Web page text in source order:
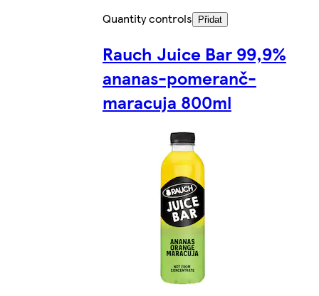
Quantity controls
Přidat
Rauch Juice Bar 99,9%
ananas-pomeranč-
maracuja 800ml